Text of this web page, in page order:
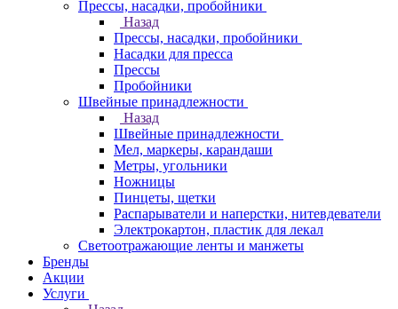
Прессы, насадки, пробойники
Назад
Прессы, насадки, пробойники
Насадки для пресса
Прессы
Пробойники
Швейные принадлежности
Назад
Швейные принадлежности
Мел, маркеры, карандаши
Метры, угольники
Ножницы
Пинцеты, щетки
Распарыватели и наперстки, нитевдеватели
Электрокартон, пластик для лекал
Светоотражающие ленты и манжеты
Бренды
Акции
Услуги